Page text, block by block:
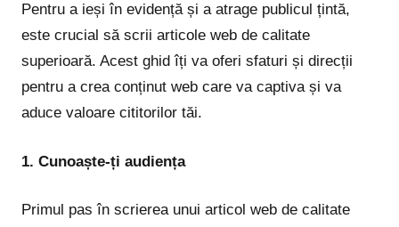
Pentru a ieși în evidență și a atrage publicul țintă,
este crucial să scrii articole web de calitate
superioară. Acest ghid îți va oferi sfaturi și direcții
pentru a crea conținut web care va captiva și va
aduce valoare cititorilor tăi.
1. Cunoaște-ți audiența
Primul pas în scrierea unui articol web de calitate